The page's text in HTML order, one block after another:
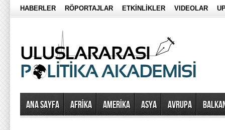
HABERLER RÖPORTAJLAR ETKİNLİKLER VIDEOLAR
Ana Sayfa AFRİKA AMERİKA ASYA AVRUPA